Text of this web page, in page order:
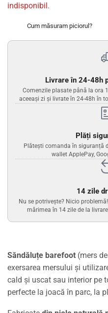
indisponibil.
Cum măsuram piciorul?
Livrare în 24-48h
Comenzile plasate până la ora
aceeași zi și livrate în 24-48h în
Plăți
Plătești comanda în siguranță
wallet ApplePay,
14 zile
Nu se potrivește? Nicio
mărimea în 14 zile de la
Săndăluțe barefoot (mers
exersarea mersului și
cald și uscat sau interior pe
perfecte la joacă în parc, la